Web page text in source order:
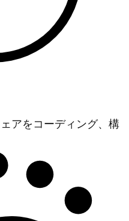
アをコーディング、構